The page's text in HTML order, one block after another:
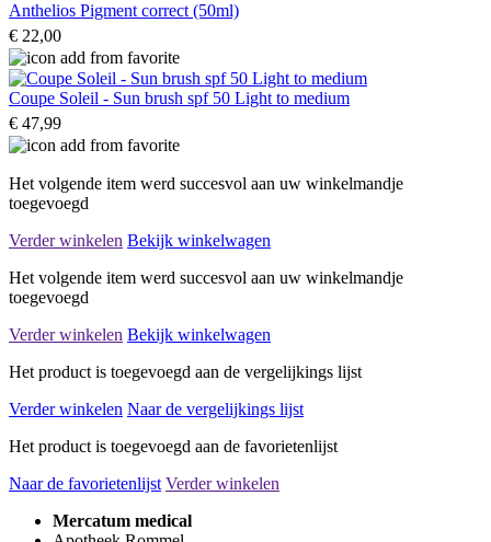
Anthelios Pigment correct (50ml)
€ 22,00
Coupe Soleil - Sun brush spf 50 Light to medium
€ 47,99
Het volgende item werd succesvol aan uw winkelmandje
toegevoegd
Verder winkelen Bekijk winkelwagen
Het volgende item werd succesvol aan uw winkelmandje
toegevoegd
Verder winkelen Bekijk winkelwagen
Het product is toegevoegd aan de vergelijkings lijst
Verder winkelen Naar de vergelijkings lijst
Het product is toegevoegd aan de favorietenlijst
Naar de favorietenlijst Verder winkelen
Mercatum medical